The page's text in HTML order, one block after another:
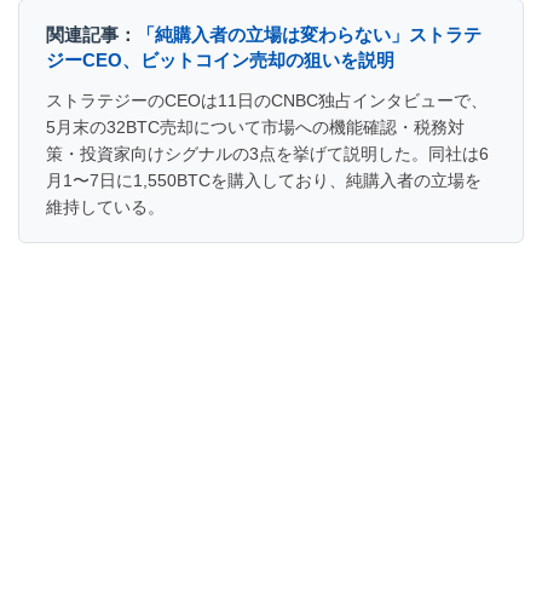
関連記事：
「純購入者の立場は変わらない」ストラテ
ジーCEO、ビットコイン売却の狙いを説明
ストラテジーのCEOは11日のCNBC独占インタビューで、
5月末の32BTC売却について市場への機能確認・税務対
策・投資家向けシグナルの3点を挙げて説明した。同社は6
月1〜7日に1,550BTCを購入しており、純購入者の立場を
維持している。